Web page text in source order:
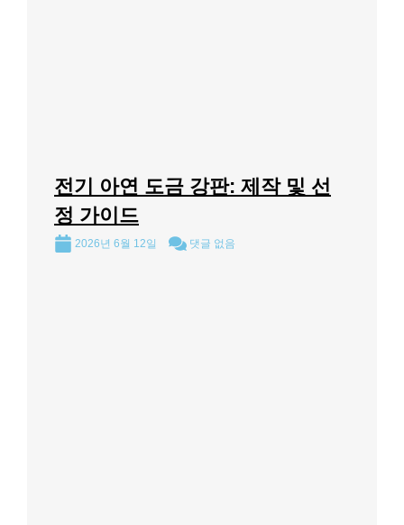
전기 아연 도금 강판: 제작 및 선
정 가이드
2026년 6월 12일 댓글 없음